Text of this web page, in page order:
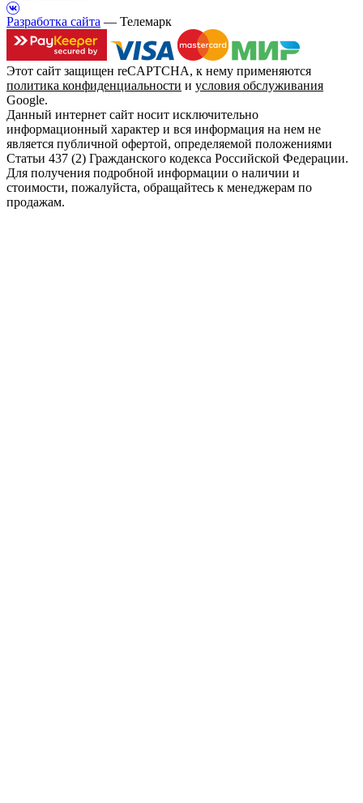
Разработка сайта — Телемарк
Этот сайт защищен reCAPTCHA, к нему применяются
политика конфиденциальности и условия обслуживания
Google.
Данный интернет сайт носит исключительно
информационный характер и вся информация на нем не
является публичной офертой, определяемой положениями
Статьи 437 (2) Гражданского кодекса Российской Федерации.
Для получения подробной информации о наличии и
стоимости, пожалуйста, обращайтесь к менеджерам по
продажам.